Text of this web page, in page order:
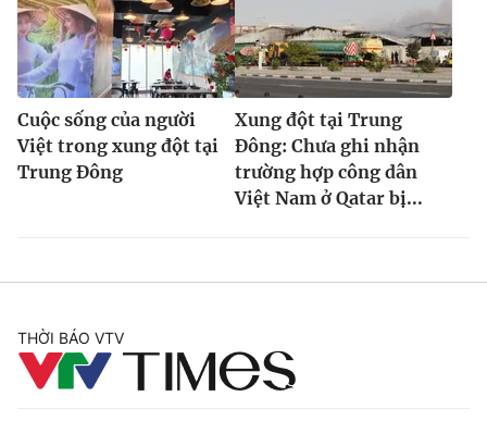
Cuộc sống của người
Việt trong xung đột tại
Trung Đông
Xung đột tại Trung
Đông: Chưa ghi nhận
trường hợp công dân
Việt Nam ở Qatar bị...
THỜI BÁO VTV